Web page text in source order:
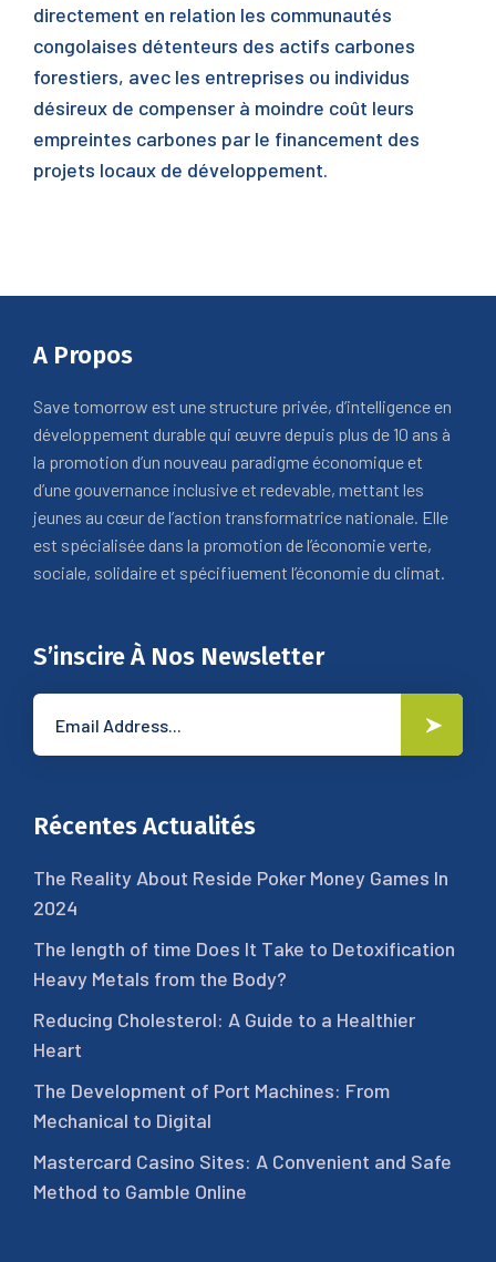
directement en relation les communautés
congolaises détenteurs des actifs carbones
forestiers, avec les entreprises ou individus
désireux de compenser à moindre coût leurs
empreintes carbones par le financement des
projets locaux de développement.
A Propos
Save tomorrow est une structure privée, d’intelligence en
développement durable qui œuvre depuis plus de 10 ans à
la promotion d’un nouveau paradigme économique et
d’une gouvernance inclusive et redevable, mettant les
jeunes au cœur de l’action transformatrice nationale. Elle
est spécialisée dans la promotion de l’économie verte,
sociale, solidaire et spécifiuement l’économie du climat.
S’inscire À Nos Newsletter
Récentes Actualités
The Reality About Reside Poker Money Games In
2024
The length of time Does It Take to Detoxification
Heavy Metals from the Body?
Reducing Cholesterol: A Guide to a Healthier
Heart
The Development of Port Machines: From
Mechanical to Digital
Mastercard Casino Sites: A Convenient and Safe
Method to Gamble Online